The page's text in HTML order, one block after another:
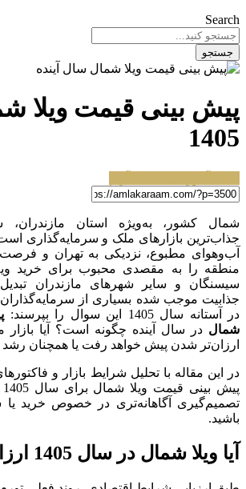
Search
جستجو
پیش بینی قیمت ویلا
1405
شمال کشور، به‌ویژه استان
جذاب‌ترین بازارهای ملک و سرمایه‌گذاری
آب‌وهوای مطبوع، نزدیکی به تهران و
منطقه را به مقصدی محبوب برای خرید
سیسنگان و سایر شهرهای مازندران
جذابیت موجب شده بسیاری از
در آستانه سال 1405 این سوال را بپرسند:
شمال در سال آینده چگونه است؟ آیا
ارزان‌تر شدن پیش خواهد رفت یا همچنان رشد
در این مقاله با تحلیل شرایط بازار و
تصمیم‌گیری آگاهانه‌تری در خصوص خرید یا
باشید.
آیا ویلا شمال در سال 1405 ارزان می‌شود؟